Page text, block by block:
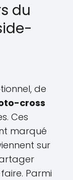
du
de
cross
Ces
marqué
sur
Parmi